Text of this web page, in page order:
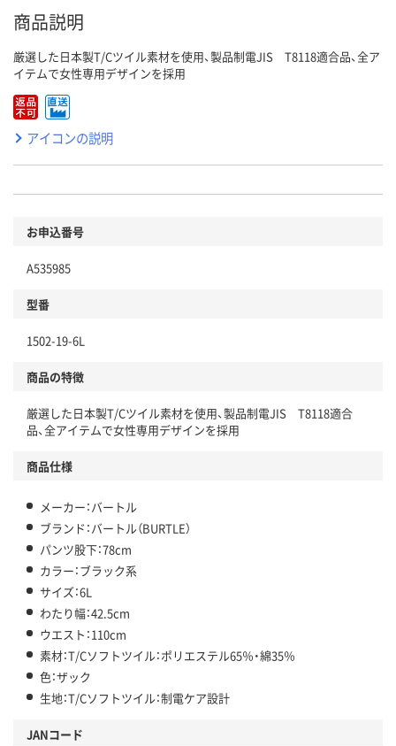
商品説明
厳選した日本製T/Cツイル素材を使用、製品制電JIS T8118適合品、全ア
イテムで女性専用デザインを採用
アイコンの説明
お申込番号
A535985
型番
1502-19-6L
商品の特徴
厳選した日本製T/Cツイル素材を使用、製品制電JIS T8118適合
品、全アイテムで女性専用デザインを採用
商品仕様
メーカー：バートル
ブランド：バートル（BURTLE）
パンツ股下：78cm
カラー：ブラック系
サイズ：6L
わたり幅：42.5cm
ウエスト：110cm
素材：T/Cソフトツイル：ポリエステル65％・綿35％
色：ザック
生地：T/Cソフトツイル：制電ケア設計
JANコード